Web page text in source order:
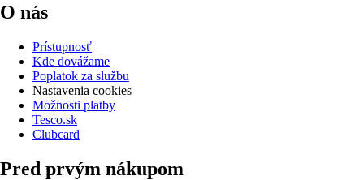
O nás
Prístupnosť
Kde dovážame
Poplatok za službu
Nastavenia cookies
Možnosti platby
Tesco.sk
Clubcard
Pred prvým nákupom